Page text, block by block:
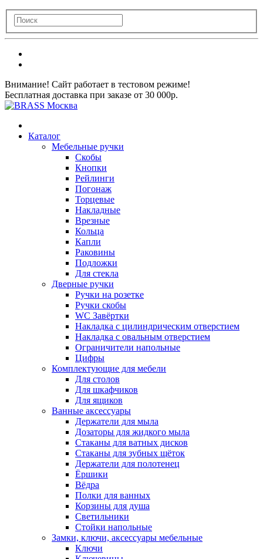
Внимание! Сайт работает в тестовом режиме!
Бесплатная доставка при заказе от 30 000р.
Каталог
Мебельные ручки
Скобы
Кнопки
Рейлинги
Погонаж
Торцевые
Накладные
Врезные
Кольца
Капли
Раковины
Подложки
Для стекла
Дверные ручки
Ручки на розетке
Ручки скобы
WC Завёртки
Накладка с цилиндрическим отверстием
Накладка с овальным отверстием
Ограничители напольные
Цифры
Комплектующие для мебели
Для столов
Для шкафчиков
Для ящиков
Ванные аксессуары
Держатели для мыла
Дозаторы для жидкого мыла
Стаканы для ватных дисков
Стаканы для зубных щёток
Держатели для полотенец
Ёршики
Вёдра
Полки для ванных
Корзины для душа
Светильники
Стойки напольные
Замки, ключи, аксессуары мебельные
Ключи